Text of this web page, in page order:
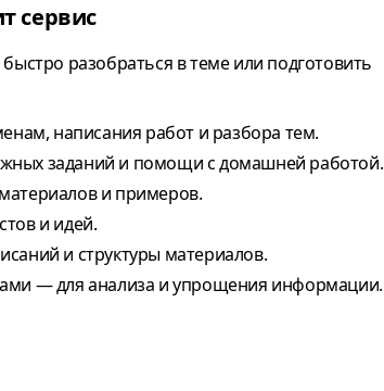
сервис
разобраться в теме или подготовить
написания работ и разбора тем.
заданий и помощи с домашней работой.
и примеров.
и идей.
и структуры материалов.
— для анализа и упрощения информации.